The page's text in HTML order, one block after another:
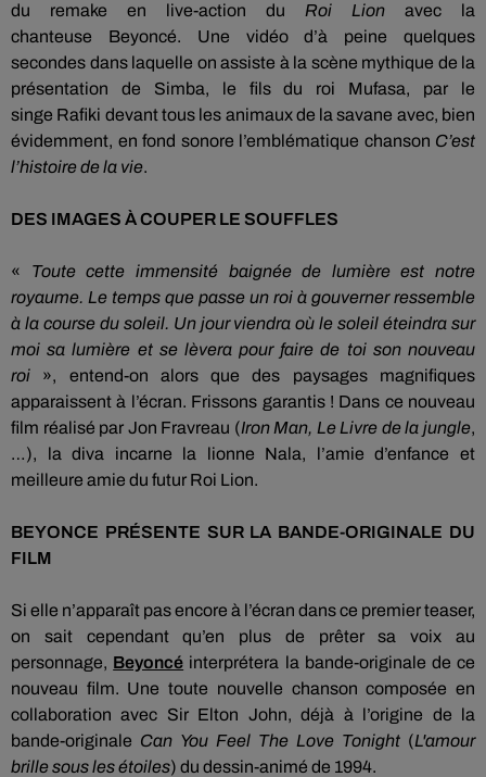
du remake en live-action du
Roi Lion avec la
chanteuse Beyoncé.
Une vidéo d’à peine quelques
secondes dans laquelle on assiste à la scène mythique de la
présentation de
Simba, le fils du roi Mufasa, par le
singe Rafiki devant tous les animaux de la savane avec, bien
évidemment, en fond sonore l’emblématique chanson C’est
l’histoire de la vie.
DES IMAGES À COUPER LE SOUFFLES
« Toute cette immensité baignéede lumière est notre
royaume. Le temps que passe un roi à gouverner ressemble
à la course du soleil. Un jour viendra où le soleil éteindra sur
moi sa lumière et se lèvera pour faire de toi son nouveau
roi
», entend-on alors que des paysages magnifiques
apparaissent à l’écran. Frissons garantis ! Dans ce nouveau
film réalisé par Jon Fravreau (IronMan, Le Livre de la jungle,
…), la diva incarne la lionne Nala, l’amie d’enfance et
meilleure amie du futur Roi Lion.
BEYONCE PRÉSENTE SURLA BANDE-ORIGINALE DU
FILM
Si elle n’apparaît pas encore à l’écran dans ce premier teaser,
on sait cependant qu’en plus de prêter sa voix au
personnage, Beyoncé interprétera la bande-originale de ce
nouveau film. Une toute nouvelle chanson composée en
collaboration avec Sir Elton John, déjà à l’origine de la
bande-originale Can You Feel The Love Tonight (L'amour
brille sous les étoiles) du dessin-animé de 1994.